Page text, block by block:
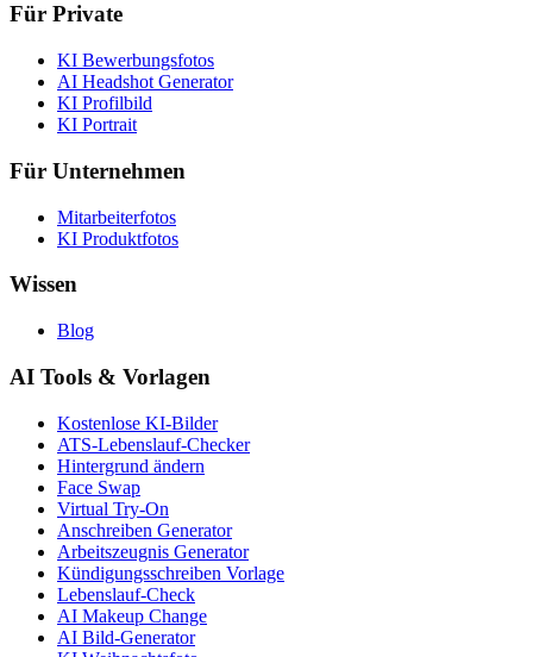
Für Private
KI Bewerbungsfotos
AI Headshot Generator
KI Profilbild
KI Portrait
Für Unternehmen
Mitarbeiterfotos
KI Produktfotos
Wissen
Blog
AI Tools & Vorlagen
Kostenlose KI-Bilder
ATS-Lebenslauf-Checker
Hintergrund ändern
Face Swap
Virtual Try-On
Anschreiben Generator
Arbeitszeugnis Generator
Kündigungsschreiben Vorlage
Lebenslauf-Check
AI Makeup Change
AI Bild-Generator